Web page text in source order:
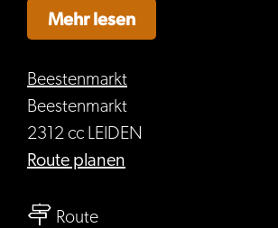
Beestenmarkt
Beestenmarkt
2312 cc LEIDEN
Route planen
Routebis
Mehr lesen